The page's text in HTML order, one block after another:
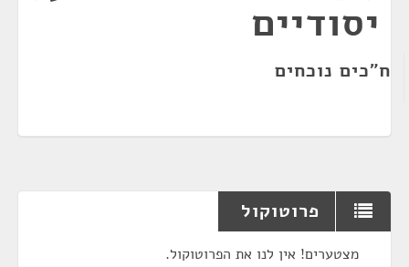
יסודיים
ח"כים נוכחים
פרוטוקול
מצטערים! אין לנו את הפרוטוקול.